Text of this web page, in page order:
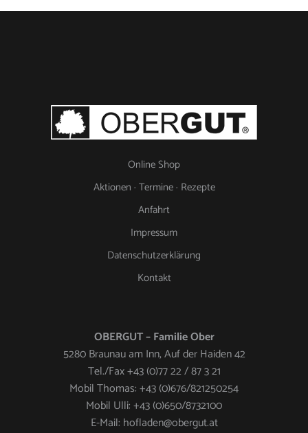
Online Shop
Aktionen · Termine · Rezepte
Anfahrt
Impressum
Datenschutzerklärung
Kontakt
OBERGUT – Familie Ober
5280 Braunau am Inn, Auf der Haiden 42
Tel./Fax +43 (0)77 22 / 87 3 21
Mobil Thomas: +43 (0)676/821250254
Mobil Ulli: +43 (0)650/8732100
E-Mail: hofladen@obergut.at